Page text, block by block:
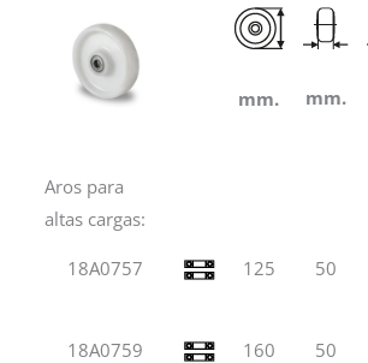
mm. mm.
Aros para
altas cargas:
18A0757 125 50
18A0759 160 50